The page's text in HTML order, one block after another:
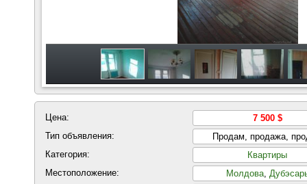
Цена:
7 500 $
Тип объявления:
Продам, продажа,
Категория:
Квартиры
Местоположение:
Молдова,